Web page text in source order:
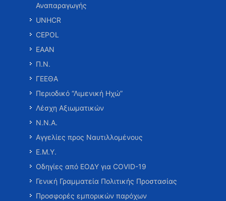
Αναπαραγωγής
UNHCR
CEPOL
ΕΑΑΝ
Π.Ν.
ΓΕΕΘΑ
Περιοδικό “Λιμενική Ηχώ”
Λέσχη Αξιωματικών
Ν.Ν.Α.
Αγγελίες προς Ναυτιλλομένους
Ε.Μ.Υ.
Οδηγίες από ΕΟΔΥ για COVID-19
Γενική Γραμματεία Πολιτικής Προστασίας
Προσφορές εμπορικών παρόχων